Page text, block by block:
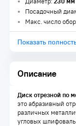
Описание
Посадочный
Макс. число
Показать
Диск отрезной по
это абразивный
различных
угловых